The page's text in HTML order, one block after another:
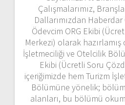
Çalışmalarımız,
Dallarımızdan
Ödevcim ORG Ekibi
Merkezi) olarak
İşletmeciliği ve Otelcilik
Ekibi (Ücretli Soru
içeriğimizde hem Turizm
Bölümüne yönelik;
alanları, bu bölümü